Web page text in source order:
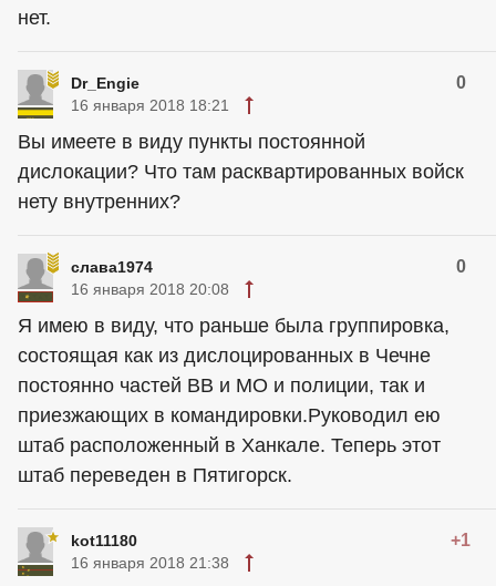
нет.
Dr_Engie 0
16 января 2018 18:21
Вы имеете в виду пункты постоянной
дислокации? Что там расквартированных войск
нету внутренних?
слава1974 0
16 января 2018 20:08
Я имею в виду, что раньше была группировка,
состоящая как из дислоцированных в Чечне
постоянно частей ВВ и МО и полиции, так и
приезжающих в командировки.Руководил ею
штаб расположенный в Ханкале. Теперь этот
штаб переведен в Пятигорск.
kot11180 +1
16 января 2018 21:38